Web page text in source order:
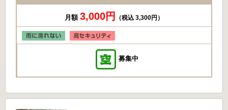
月額 3,000円 （税込 3,300円）
募集中